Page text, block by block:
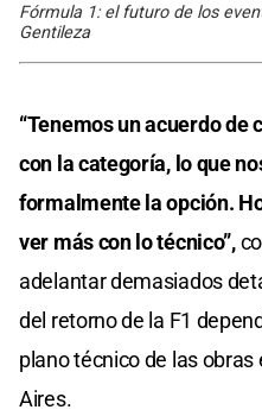
Fórmula 1: el futuro de los
Gentileza
“Tenemos un acuerdo
con la categoría, lo que
formalmente la opción.
ver más con lo técnico”,
adelantar demasiados
del retorno de la F1
plano técnico de las
Aires.